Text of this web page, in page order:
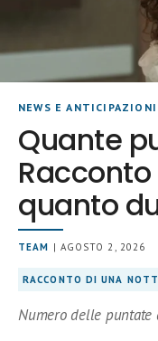
NEWS E ANTICIPAZIONI
Quante
quanto
TEAM | AGOSTO 2, 2026
RACCONTO DI UNA
Numero delle puntate